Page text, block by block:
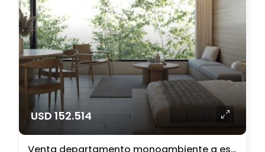
USD 152.514